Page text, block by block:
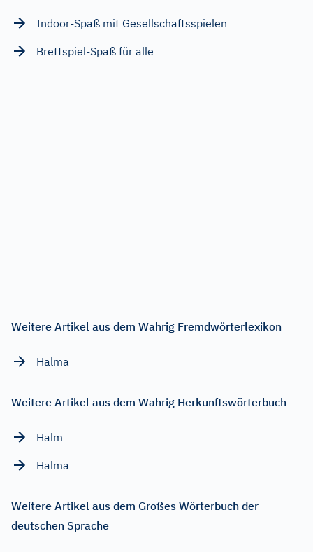
Indoor-Spaß mit Gesellschaftsspielen
Brettspiel-Spaß für alle
Weitere Artikel aus dem Wahrig Fremdwörterlexikon
Halma
Weitere Artikel aus dem Wahrig Herkunftswörterbuch
Halm
Halma
Weitere Artikel aus dem Großes Wörterbuch der
deutschen Sprache